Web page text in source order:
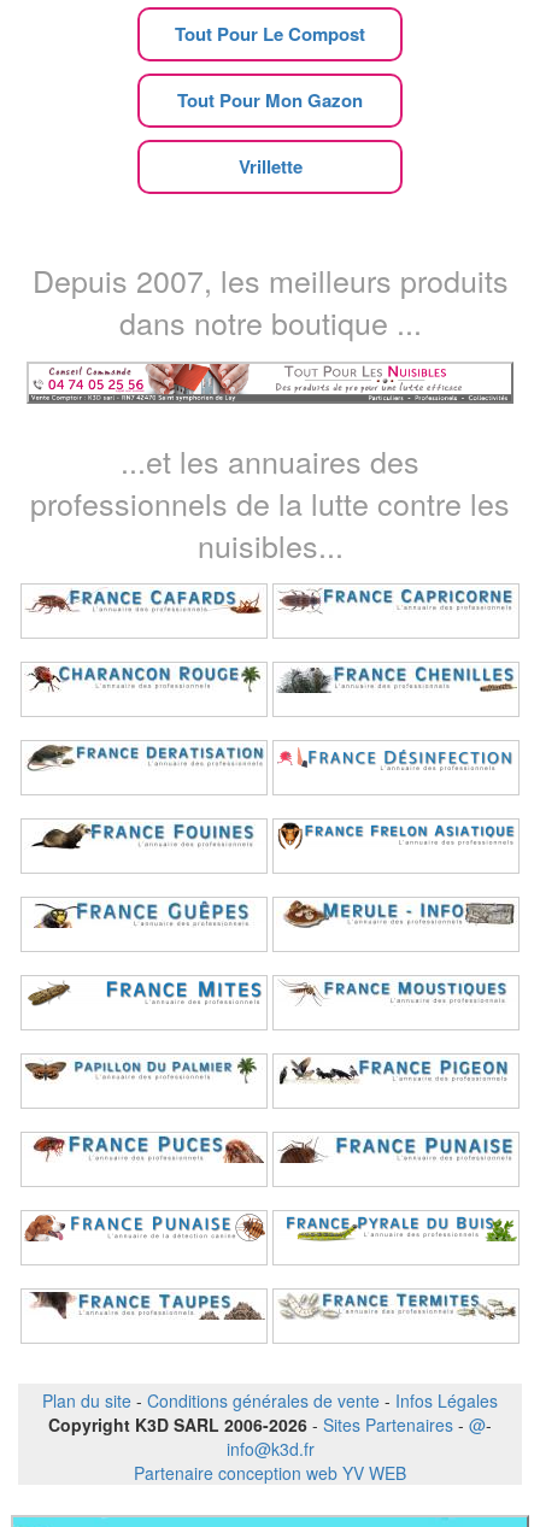
Tout Pour Le Compost
Tout Pour Mon Gazon
Vrillette
Depuis 2007, les meilleurs produits
dans notre boutique ...
...et les annuaires des
professionnels de la lutte contre les
nuisibles...
Plan du site - Conditions générales de vente - Infos Légales
Copyright K3D SARL 2006-2026 - Sites Partenaires - @-
info@k3d.fr
Partenaire conception web YV WEB